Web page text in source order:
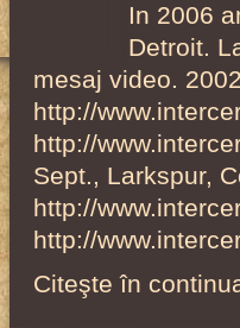
In 2006
Detroit.
mesaj video.
http://
http://
Sept., Larkspur,
http://
http://
Citeşte în